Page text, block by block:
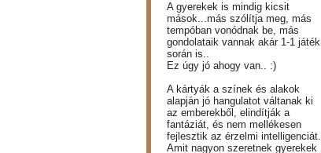
A gyerekek is mindig kicsit
mások...más szólítja meg, más
tempóban vonódnak be, más
gondolataik vannak akár 1-1 játék
során is..
Ez úgy jó ahogy van.. :)
A kártyák a színek és alakok
alapján jó hangulatot váltanak ki
az emberekből, elindítják a
fantáziát, és nem mellékesen
fejlesztik az érzelmi intelligenciát.
Amit nagyon szeretnek gyerekek